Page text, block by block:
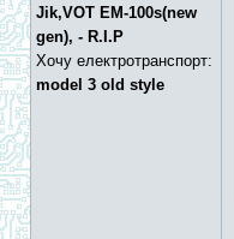
Jik,VOT EM-100s(new
gen), - R.I.P
Хочу електротранспорт:
model 3 old style